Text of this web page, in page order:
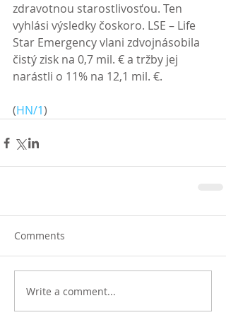
zdravotnou starostlivosťou. Ten
vyhlási výsledky čoskoro. LSE – Life
Star Emergency vlani zdvojnásobila
čistý zisk na 0,7 mil. € a tržby jej
narástli o 11% na 12,1 mil. €.
(HN/1)
Comments
Write a comment...